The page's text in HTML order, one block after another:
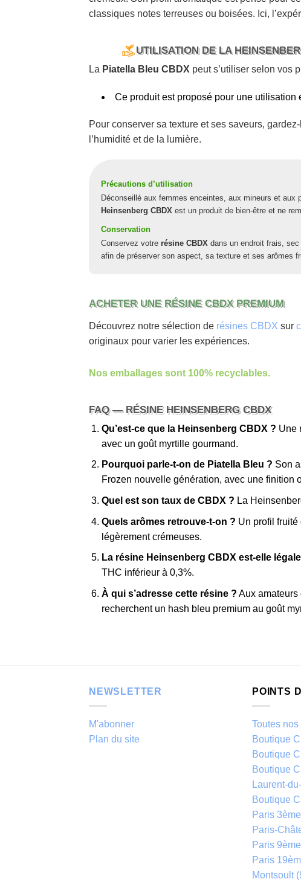
classiques notes terreuses ou boisées. Ici,
UTILISATION DE LA
La Piatella Bleu CBDX peut s’utiliser selon vos
Ce produit est proposé pour une utilisation
Pour conserver sa texture et ses saveurs,
l’humidité et de la lumière.
Précautions d’utilisation
Déconseillé aux femmes enceintes, aux mineurs et
Heinsenberg CBDX est un produit de bien-être et ne
Conservation
Conservez votre résine CBDX dans un endroit frais,
afin de préserver son aspect, sa texture et ses arômes
ACHETER UNE RÉSINE CBDX PREMIUM
Découvrez notre sélection de résines CBDX sur
originaux pour varier les expériences.
Nos emballages sont 100% recyclables.
FAQ — RÉSINE HEINSENBERG CBDX
Qu’est-ce que la Heinsenberg CBDX ? Une
avec un goût myrtille gourmand.
Pourquoi parle-t-on de Piatella Bleu ? Son
Frozen nouvelle génération, avec une finition
Quel est son taux de CBDX ? La
Quels arômes retrouve-t-on ? Un profil
légèrement crémeuses.
La résine Heinsenberg CBDX est-elle
THC inférieur à 0,3%.
À qui s’adresse cette résine ? Aux
recherchent un hash bleu premium au goût
NEWSLETTER
M'abonner
Plan du site
POINTS
Toutes
Boutique
Boutique
Boutique
Laurent-
Boutique
Paris 3ème
Paris-
Paris 9ème
Paris
Montsoult